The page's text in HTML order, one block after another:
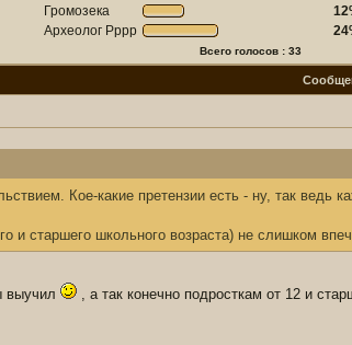
Громозека
Археолог Рррр
Всего голосов : 33
Кое-какие претензии есть - ну, так ведь
и старшего школьного возраста) не слишком
выучил
, а так конечно подросткам от 12 и